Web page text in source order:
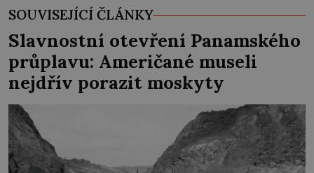
SOUVISEJÍCÍ ČLÁNKY
Slavnostní otevření Panamského
průplavu: Američané museli
nejdřív porazit moskyty